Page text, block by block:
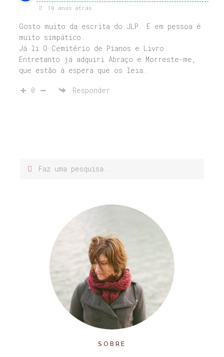
10 anos atrás
Gosto muito da escrita do JLP. E em pessoa é
muito simpático.
Já li O Cemitério de Pianos e Livro.
Entretanto já adquiri Abraço e Morreste-me,
que estão à espera que os leia.
0 Responder
SOBRE